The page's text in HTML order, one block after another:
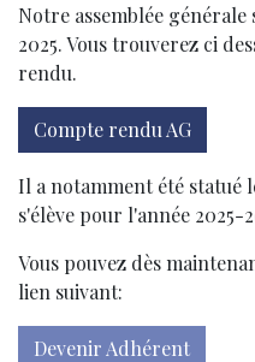
Notre assemblée générale
2025. Vous trouverez ci
rendu.
Compte rendu AG
Il a notamment été statué
s'élève pour l'année 2025-
Vous pouvez dès
lien suivant:
Devenir Adhérent